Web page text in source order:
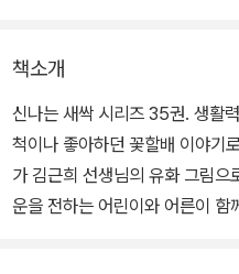
책소개
신나는 새싹 시리즈 35권. 생활
척이나 좋아하던 꽃할배 이야기
가 김근희 선생님의 유화 그림으
운을 전하는 어린이와 어른이 함